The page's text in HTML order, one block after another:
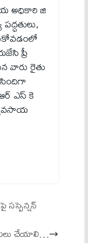
అధికారి జి
ప్రీ
వారు రైతు
ఎస్ కె
సస్పెన్షన్
చేయాలి…